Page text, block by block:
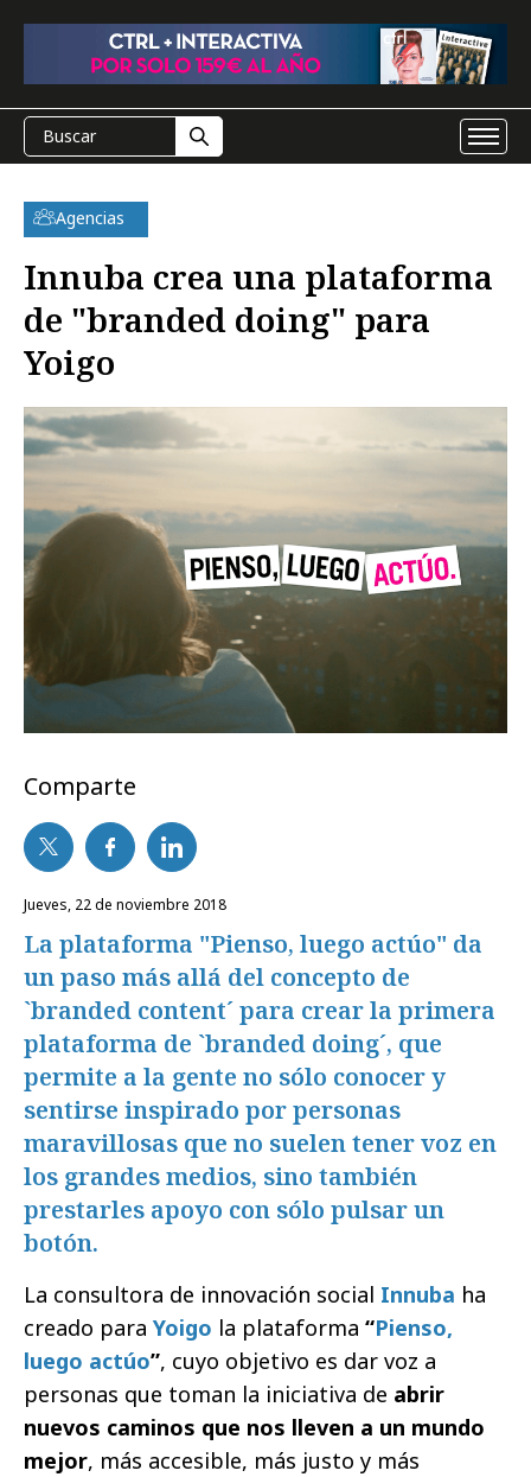
Agencias
Innuba crea una plataforma
de "branded doing" para
Yoigo
Comparte
jueves, 22 de noviembre 2018
La plataforma "Pienso, luego actúo" da
un paso más allá del concepto de
`branded content´ para crear la primera
plataforma de `branded doing´, que
permite a la gente no sólo conocer y
sentirse inspirado por personas
maravillosas que no suelen tener voz en
los grandes medios, sino también
prestarles apoyo con sólo pulsar un
botón.
La consultora de innovación social Innuba ha
creado para Yoigo la plataforma “Pienso,
luego actúo”, cuyo objetivo es dar voz a
personas que toman la iniciativa de abrir
nuevos caminos que nos lleven a un mundo
mejor, más accesible, más justo y más